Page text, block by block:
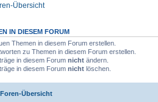
Übersicht
IN DIESEM FORUM
Themen in diesem Forum erstellen.
zu Themen in diesem Forum erstellen.
in diesem Forum nicht ändern.
in diesem Forum nicht löschen.
Foren-Übersicht